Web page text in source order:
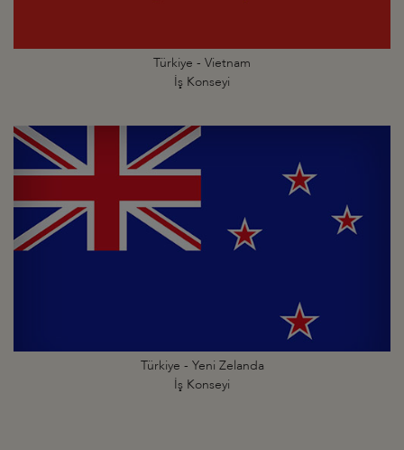
Türkiye - Vietnam
İş Konseyi
Türkiye - Yeni Zelanda
İş Konseyi